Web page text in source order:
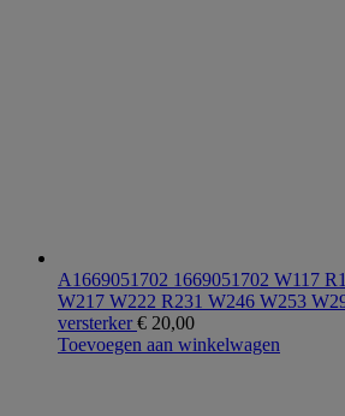
A1669051702 1669051702 W117
W217 W222 R231 W246 W253
versterker€ 20,00
Toevoegen aan winkelwagen